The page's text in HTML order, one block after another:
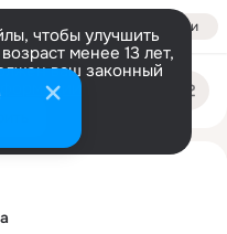
Войти
чтобы улучшить
менее 13 лет,
ваш законный